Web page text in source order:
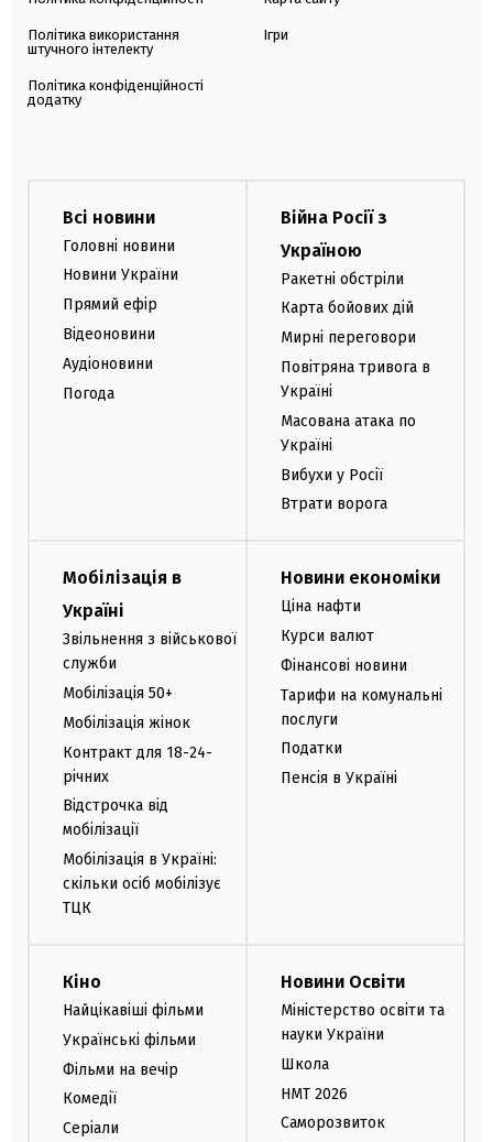
Політика використання
штучного інтелекту
Політика конфіденційності
додатку
Ігри
Всі новини
Головні новини
Новини України
Прямий ефір
Відеоновини
Аудіоновини
Погода
Війна Росії з
Україною
Ракетні обстріли
Карта бойових дій
Мирні переговори
Повітряна тривога в
Україні
Масована атака по
Україні
Вибухи у Росії
Втрати ворога
Мобілізація в
Україні
Звільнення з військової
служби
Мобілізація 50+
Мобілізація жінок
Контракт для 18-24-
річних
Відстрочка від
мобілізації
Мобілізація в Україні:
скільки осіб мобілізує
ТЦК
Новини економіки
Ціна нафти
Курси валют
Фінансові новини
Тарифи на комунальні
послуги
Податки
Пенсія в Україні
Кіно
Найцікавіші фільми
Українські фільми
Фільми на вечір
Комедії
Серіали
Новини Освіти
Міністерство освіти та
науки України
Школа
НМТ 2026
Саморозвиток